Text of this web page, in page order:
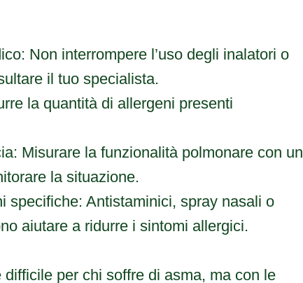
Non interrompere l’uso degli inalatori o
il tuo specialista.
la quantità di allergeni presenti
Misurare la funzionalità polmonare con un
la situazione.
specifiche: Antistaminici, spray nasali o
aiutare a ridurre i sintomi allergici.
per chi soffre di asma, ma con le